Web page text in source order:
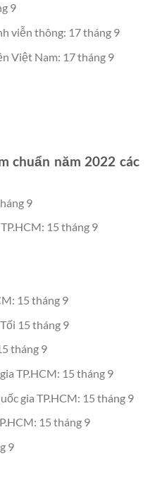
9
viễn thông: 17 tháng 9
Việt Nam: 17 tháng 9
chuẩn năm 2022 các
9
15 tháng 9
15 tháng 9
15 tháng 9
tháng 9
TP.HCM: 15 tháng 9
gia TP.HCM: 15 tháng 9
15 tháng 9
9